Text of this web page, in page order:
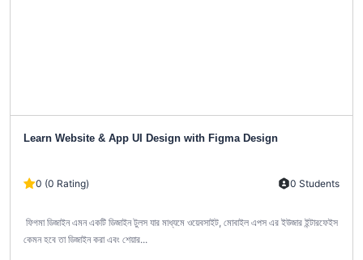
Learn Website & App UI Design with Figma Design
0 (0 Rating) 0 Students
ফিগমা ডিজাইন এমন একটি ডিজাইন টুলস যার মাধ্যমে ওয়েবসাইট, মোবাইল এপস এর ইউজার ইন্টারফেইস
কেমন হবে তা ডিজাইন করা এবং শেয়ার...